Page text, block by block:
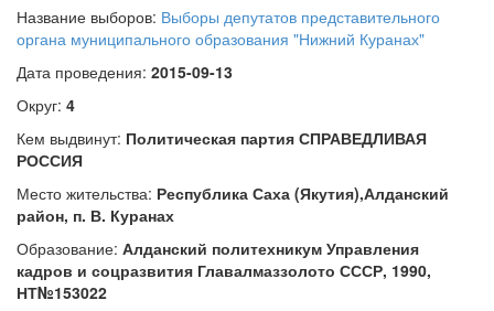
Название выборов: Выборы депутатов представительного
органа муниципального образования "Нижний Куранах"
Дата проведения: 2015-09-13
Округ: 4
Кем выдвинут: Политическая партия СПРАВЕДЛИВАЯ
РОССИЯ
Место жительства: Республика Саха (Якутия),Алданский
район, п. В. Куранах
Образование: Алданский политехникум Управления
кадров и соцразвития Главалмаззолото СССР, 1990,
НТ№153022